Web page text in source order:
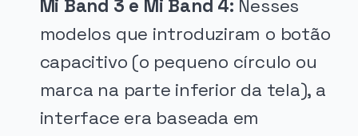
Mi Band 3 e Mi Band 4: Nesses
modelos que introduziram o botão
capacitivo (o pequeno círculo ou
marca na parte inferior da tela), a
interface era baseada em